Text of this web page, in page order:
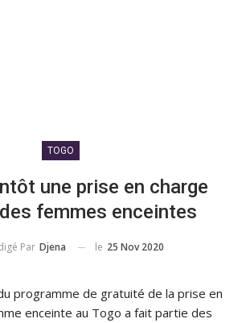
TOGO
une prise en charge
femmes enceintes
Par Djena le 25 Nov 2020
programme de gratuité de la prise en
enceinte au Togo a fait partie des